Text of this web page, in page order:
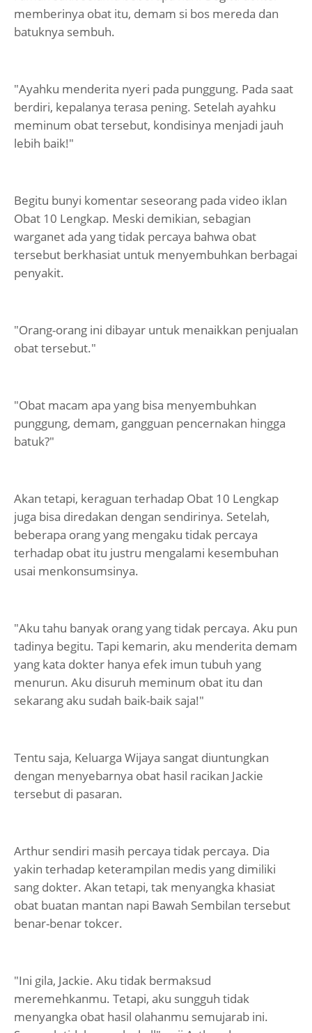
memberinya obat itu, demam si bos mereda dan
batuknya sembuh.
"Ayahku menderita nyeri pada punggung. Pada saat
berdiri, kepalanya terasa pening. Setelah ayahku
meminum obat tersebut, kondisinya menjadi jauh
lebih baik!"
Begitu bunyi komentar seseorang pada video iklan
Obat 10 Lengkap. Meski demikian, sebagian
warganet ada yang tidak percaya bahwa obat
tersebut berkhasiat untuk menyembuhkan berbagai
penyakit.
"Orang-orang ini dibayar untuk menaikkan penjualan
obat tersebut."
"Obat macam apa yang bisa menyembuhkan
punggung, demam, gangguan pencernakan hingga
batuk?"
Akan tetapi, keraguan terhadap Obat 10 Lengkap
juga bisa diredakan dengan sendirinya. Setelah,
beberapa orang yang mengaku tidak percaya
terhadap obat itu justru mengalami kesembuhan
usai menkonsumsinya.
"Aku tahu banyak orang yang tidak percaya. Aku pun
tadinya begitu. Tapi kemarin, aku menderita demam
yang kata dokter hanya efek imun tubuh yang
menurun. Aku disuruh meminum obat itu dan
sekarang aku sudah baik-baik saja!"
Tentu saja, Keluarga Wijaya sangat diuntungkan
dengan menyebarnya obat hasil racikan Jackie
tersebut di pasaran.
Arthur sendiri masih percaya tidak percaya. Dia
yakin terhadap keterampilan medis yang dimiliki
sang dokter. Akan tetapi, tak menyangka khasiat
obat buatan mantan napi Bawah Sembilan tersebut
benar-benar tokcer.
"Ini gila, Jackie. Aku tidak bermaksud
meremehkanmu. Tetapi, aku sungguh tidak
menyangka obat hasil olahanmu semujarab ini.